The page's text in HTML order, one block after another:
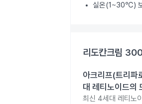
실온(1~30℃)
리도칸크림
아크리프(트리파
대 레티노이드의
최신 4세대 레티노